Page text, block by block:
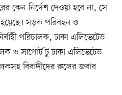
কেন নির্দেশ দেওয়া হবে না, সে
সড়ক পরিবহন ও
পরিচালক, ঢাকা এলিভেটেড
ও সাপোর্ট টু ঢাকা এলিভেটেড
বিবাদীদের রুলের জবাব